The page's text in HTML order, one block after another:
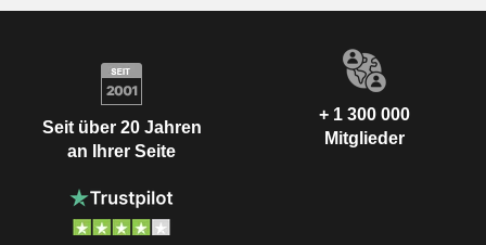
Seit über 20 Jahren
an Ihrer Seite
+ 1 300 000
Mitglieder